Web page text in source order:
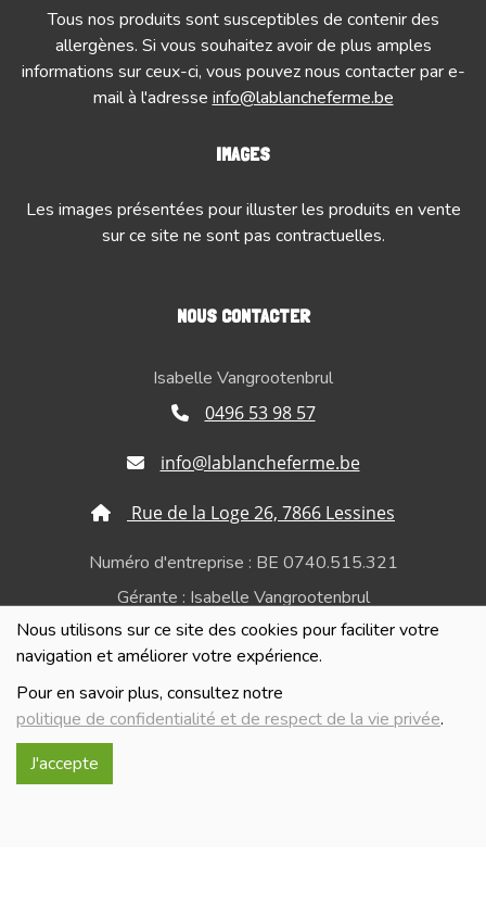
Nous utilisons sur ce site des cookies pour faciliter votre
navigation et améliorer votre expérience.
Pour en savoir plus, consultez notre
politique de confidentialité et de respect de la vie privée.
J'accepte
Tous nos produits sont susceptibles de contenir des
allergènes. Si vous souhaitez avoir de plus amples
informations sur ceux-ci, vous pouvez nous contacter par e-
mail à l'adresse info@lablancheferme.be
IMAGES
Les images présentées pour illuster les produits en vente
sur ce site ne sont pas contractuelles.
NOUS CONTACTER
Isabelle Vangrootenbrul
0496 53 98 57
info@lablancheferme.be
Rue de la Loge 26, 7866 Lessines
Numéro d'entreprise : BE 0740.515.321
Gérante : Isabelle Vangrootenbrul
Politique de confidentialité et de respect de la vie
privée